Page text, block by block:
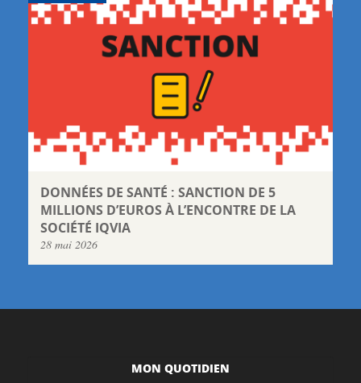
DONNÉES DE SANTÉ : SANCTION DE 5
MILLIONS D’EUROS À L’ENCONTRE DE LA
SOCIÉTÉ IQVIA
28 mai 2026
MON QUOTIDIEN